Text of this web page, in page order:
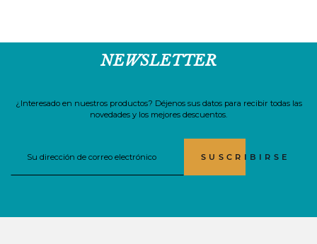
NEWSLETTER
¿Interesado en nuestros productos? Déjenos sus datos para recibir todas las
novedades y los mejores descuentos.
SUSCRIBIRSE